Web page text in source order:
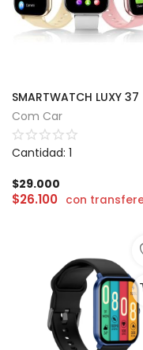
SMARTWATCH LUXY 37
Com Car
Cantidad: 1
$29.000
$26.100 con